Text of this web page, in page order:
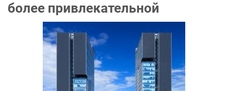
более привлекательной